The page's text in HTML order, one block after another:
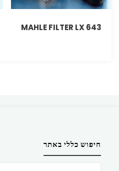
MAHLE FILTER LX 643
חיפוש כללי באתר